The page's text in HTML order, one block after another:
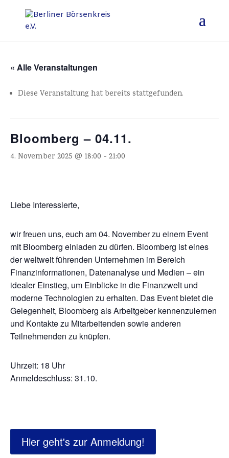
« Alle Veranstaltungen
Diese Veranstaltung hat bereits stattgefunden.
Bloomberg – 04.11.
4. November 2025 @ 18:00 - 21:00
Liebe Interessierte,
wir freuen uns, euch am 04. November zu einem Event
mit Bloomberg einladen zu dürfen. Bloomberg ist eines
der weltweit führenden Unternehmen im Bereich
Finanzinformationen, Datenanalyse und Medien – ein
idealer Einstieg, um Einblicke in die Finanzwelt und
moderne Technologien zu erhalten. Das Event bietet die
Gelegenheit, Bloomberg als Arbeitgeber kennenzulernen
und Kontakte zu Mitarbeitenden sowie anderen
Teilnehmenden zu knüpfen.
Uhrzeit: 18 Uhr
Anmeldeschluss: 31.10.
Hier geht's zur Anmeldung!